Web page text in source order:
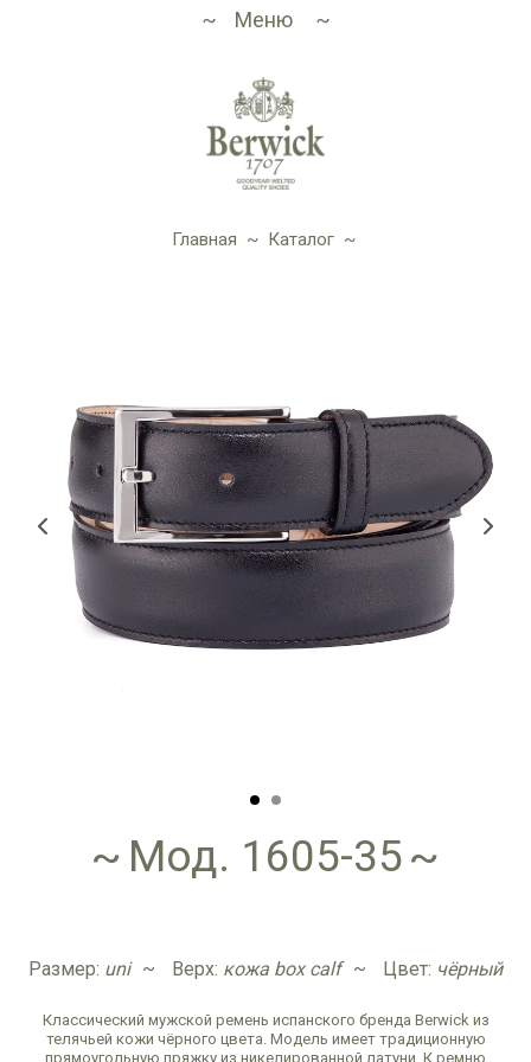
Меню
Главная ~ Каталог ~
Мод. 1605-35
Размер: uni Верх: кожа box calf Цвет: чёрный
Классический мужской ремень испанского бренда Berwick из
телячьей кожи чёрного цвета. Модель имеет традиционную
прямоугольную пряжку из никелированной латуни. К ремню